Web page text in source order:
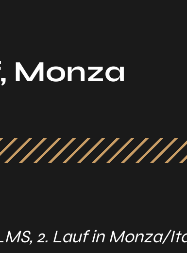
Monza
2. Lauf in Monza/